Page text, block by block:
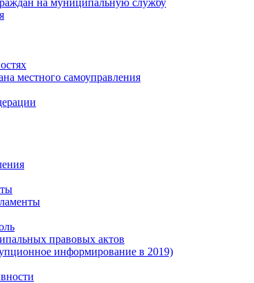
на муниципальную службу
местного самоуправления
правовых актов
информирование в 2019)